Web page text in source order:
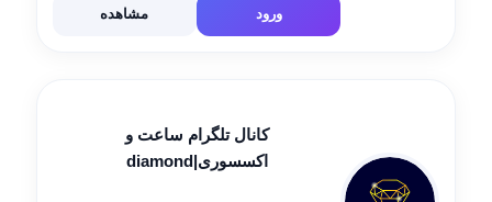
موتور و جعبه هستند 🔸مشاوره و فروش :
@Atlas_hm هاشمی 09197114525 ورود […]
ورود مشاهده
کانال تلگرام ساعت و
اکسسوری|diamond